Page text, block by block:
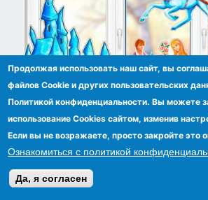
Двусторонние иллюстрации
Продолжая использовать наш сайт, вы
файлов Сookie и других пользовательских
Политикой конфиденциальности. Вы можете
использование Cookies сайтом, изменив
Если вы не возражаете, просто закройте это
Ознакомиться с политикой
Да, я согласен